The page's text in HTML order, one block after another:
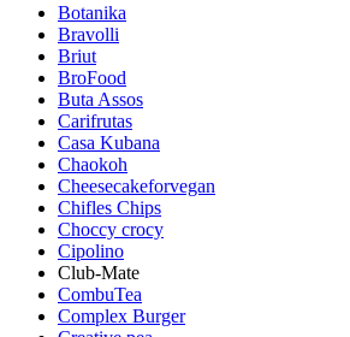
Botanika
Bravolli
Briut
BroFood
Buta Assos
Carifrutas
Casa Kubana
Chaokoh
Cheesecakeforvegan
Chifles Chips
Choccy crocy
Cipolino
Club-Mate
CombuTea
Complex Burger